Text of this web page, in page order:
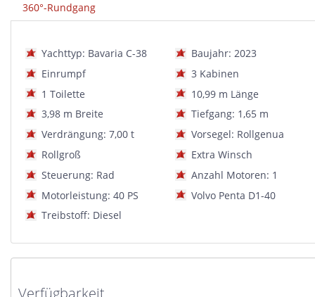
360°-Rundgang
Yachttyp: Bavaria C-38
Baujahr: 2023
Einrumpf
3 Kabinen
1 Toilette
10,99 m Länge
3,98 m Breite
Tiefgang: 1,65 m
Verdrängung: 7,00 t
Vorsegel: Rollgenua
Rollgroß
Extra Winsch
Steuerung: Rad
Anzahl Motoren: 1
Motorleistung: 40 PS
Volvo Penta D1-40
Treibstoff: Diesel